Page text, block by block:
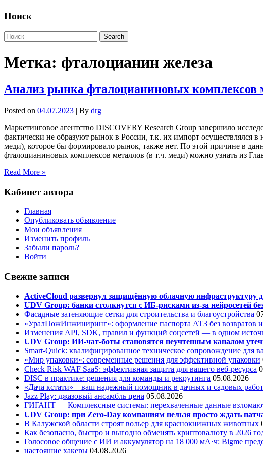
Поиск
Метка: фталоцианин железа
Анализ рынка фталоцианиновых комплексов
Posted on 04.07.2023 | By drg
Маркетинговое агентство DISCOVERY Research Group завершило
фактически не образуют рынок в России, т.к. их импорт осуществлялся
меди), которое бы формировало рынок, также нет. По этой причине в
фталоцианиновых комплексов металлов (в т.ч. меди) можно узнать из
Read More »
Кабинет автора
Главная
Опубликовать объявление
Мои объявления
Изменить профиль
Забыли пароль?
Войти
Свежие записи
ActiveCloud развернул защищённую облачную инфраструктуру
UDV Group: банки столкнутся с ИБ-рисками из-за нейросетей
Фасадные затеняющие сетки для строительства и благоустройства
«УралПожИнжиниринг»: оформление паспорта АТЗ без возвратов и
Изменения API, SDK, правил и функций соцсетей — в одном
UDV Group: ИИ-чат-боты становятся неучтенным каналом
Smart-Quick: квалифицированное техническое сопровождение для
«Мир упаковки»: современные решения для эффективной упаковки
Check Risk WAF SaaS: эффективная защита для вашего веб-ресурса
DISC в практике: решения для команды и рекрутинга 05.08.2026
«Дача кстати» – ваш надежный помощник в дачных и садовых
Jazz Play: джазовый ансамбль цена 05.08.2026
ГИГАНТ — Комплексные системы: перехваченные данные
UDV Group: при Zero-Day компаниям нельзя просто ждать
В Калужской области строят вольер для краснокнижных животных
Как безопасно, быстро и выгодно обменять криптовалюту в 2026
Голосовое общение с ИИ и аккумулятор на 18 000 мА·ч: Bigme
настоящие хакеры 04.08.2026